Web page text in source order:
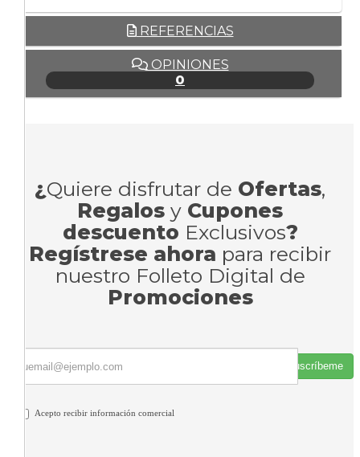
REFERENCIAS
OPINIONES
0
¿Quiere disfrutar de Ofertas,
Regalos y Cupones
descuento Exclusivos?
Regístrese ahora para recibir
nuestro Folleto Digital de
Promociones
Suscríbeme
Acepto recibir información comercial